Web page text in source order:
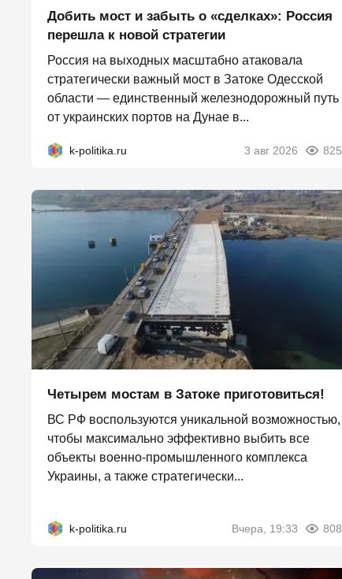
Добить мост и забыть о «сделках»: Россия
перешла к новой стратегии
Россия на выходных масштабно атаковала
стратегически важный мост в Затоке Одесской
области — единственный железнодорожный путь
от украинских портов на Дунае в...
k-politika.ru 3 авг 2026 825
Четырем мостам в Затоке приготовиться!
ВС РФ воспользуются уникальной возможностью,
чтобы максимально эффективно выбить все
объекты военно-промышленного комплекса
Украины, а также стратегически...
k-politika.ru Вчера, 19:33 808